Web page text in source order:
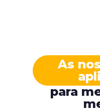
As
para